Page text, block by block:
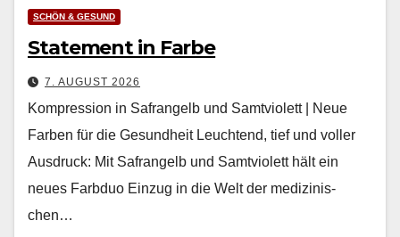
SCHÖN & GESUND
Statement in Farbe
7. AUGUST 2026
Kompression in Safrangelb und Samtviolett | Neue
Farben für die Gesundheit Leuch­t­end, tief und voller
Aus­druck: Mit Safrangelb und Samtvi­o­lett hält ein
neues Farb­duo Einzug in die Welt der medi­zinis­
chen…